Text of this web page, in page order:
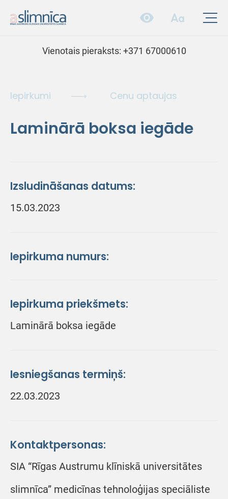
Vienotais pieraksts: +371 67000610
Iepirkumi Cenu aptaujas
Laminārā boksa iegāde
Izsludināšanas datums:
15.03.2023
Iepirkuma numurs:
Iepirkuma priekšmets:
Laminārā boksa iegāde
Iesniegšanas termiņš:
22.03.2023
Kontaktpersonas:
SIA “Rīgas Austrumu klīniskā universitātes
slimnīca” medicīnas tehnoloģijas speciāliste